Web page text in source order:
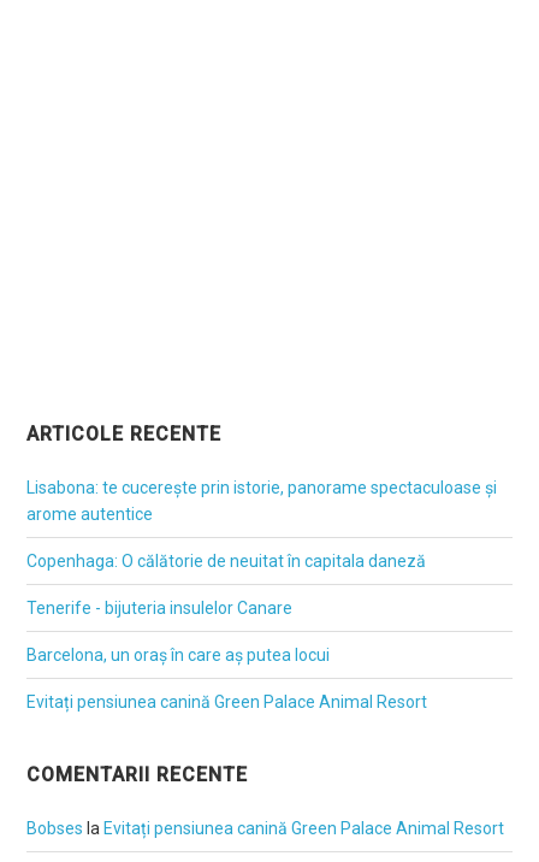
ARTICOLE RECENTE
Lisabona: te cucerește prin istorie, panorame spectaculoase și
arome autentice
Copenhaga: O călătorie de neuitat în capitala daneză
Tenerife - bijuteria insulelor Canare
Barcelona, un oraș în care aș putea locui
Evitați pensiunea canină Green Palace Animal Resort
COMENTARII RECENTE
Bobses la Evitați pensiunea canină Green Palace Animal Resort